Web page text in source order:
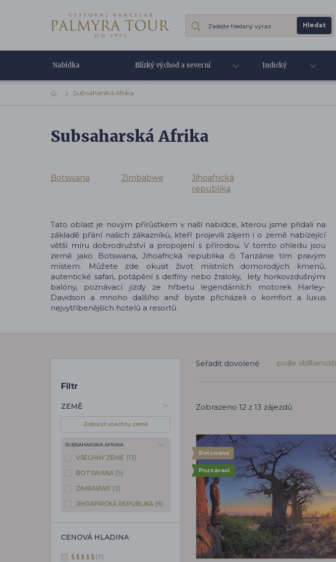
Nabídka Blízký východ a severní Indický
Subsaharská Afrika
Subsaharská Afrika
Botswana Zimbabwe
Jihoafrická
republika
Tato oblast je novým přírůstkem v naší nabídce, kterou jsme přidali na
základě přání našich zákazníků, kteří projevili zájem i o země nabízející
větší míru dobrodružství a propojení s přírodou. V tomto ohledu jsou
země jako Botswana, Jihoafrická republika či Tanzánie tím pravým
místem. Můžete zde okusit život místních domorodých kmenů,
autentické safari, potápění s delfíny nebo žraloky, lety horkovzdušnými
balóny, poznávací jízdy ze hřbetu legendárních motorek Harley-
Davidson a mnoho dalšího aniž byste přicházeli o komfort a luxus
nejvytříbenějších hotelů a resortů.
Filtr
ZEMĚ
Zobrazit všechny země
SUBSAHARSKÁ AFRIKA
VŠECHNY ZEMĚ (13)
BOTSWANA (5)
ZIMBABWE (2)
JIHOAFRICKÁ REPUBLIKA (6)
CENOVÁ HLADINA
$ $ $ $ $ (7)
Seřadit dovolené podle oblíbenosti
Zobrazeno 12 z 13 zájezdů
Botswana
Poznávací